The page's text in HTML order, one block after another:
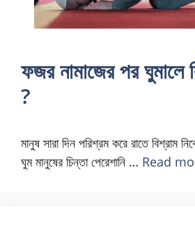
ফজর নামাজের পর ঘুমালে
?
মানুষ সারা দিন পরিশ্রম করে রাতে বিশ্রাম
ঘুম মানুষের চিন্তা পেরেশানি … Read